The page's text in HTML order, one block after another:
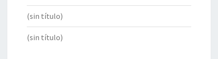
(sin título)
(sin título)